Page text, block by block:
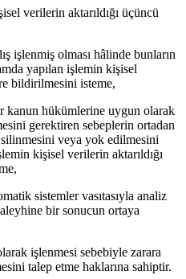
verilerin aktarıldığı üçüncü
işlenmiş olması hâlinde bunların
yapılan işlemin kişisel
bildirilmesini isteme,
kanun hükümlerine uygun olarak
gerektiren sebeplerin ortadan
veya yok edilmesini
kişisel verilerin aktarıldığı
sistemler vasıtasıyla analiz
bir sonucun ortaya
işlenmesi sebebiyle zarara
talep etme haklarına sahiptir.